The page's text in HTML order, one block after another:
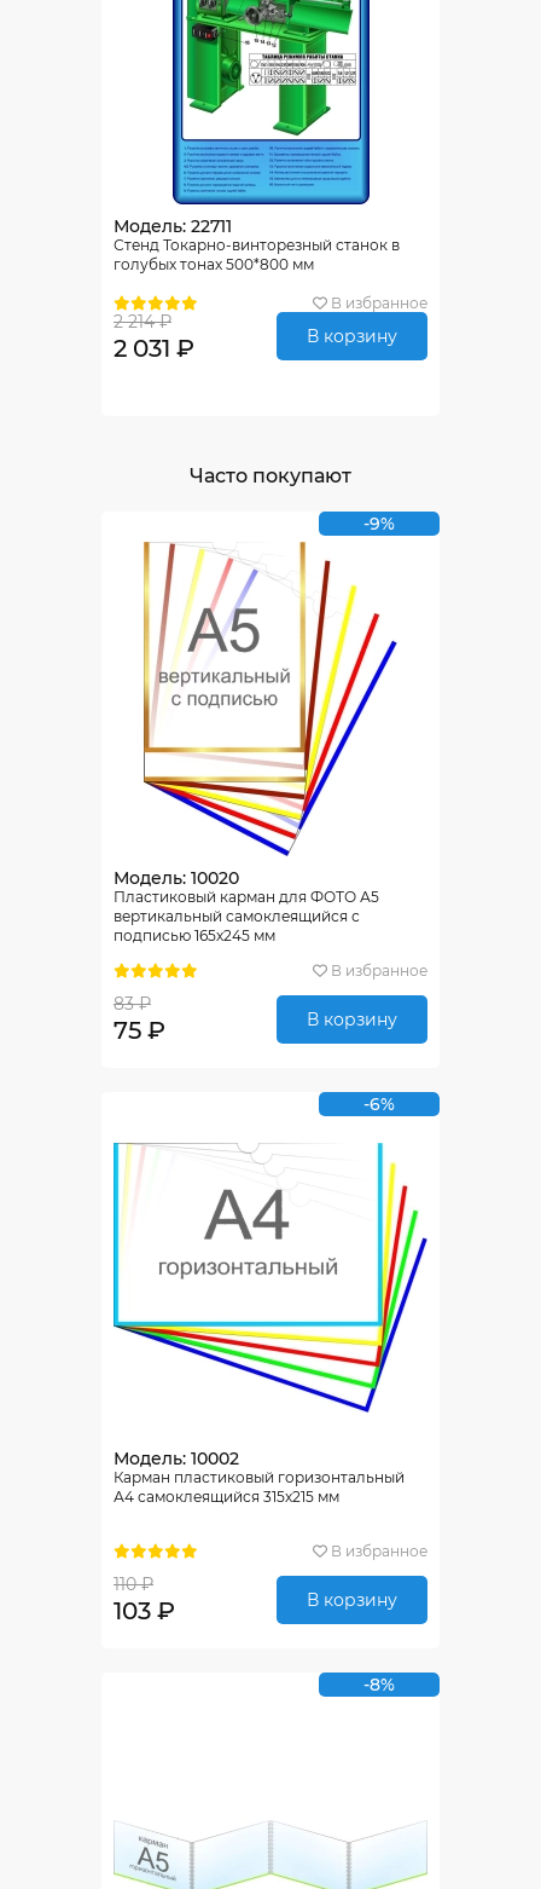
Модель: 22711
Стенд Токарно-винторезный станок в
голубых тонах 500*800 мм
В избранное
2 214 ₽
2 031 ₽ В корзину
Часто покупают
-9%
Модель: 10020
Пластиковый карман для ФОТО А5
вертикальный самоклеящийся с
подписью 165х245 мм
В избранное
83 ₽
75 ₽ В корзину
-6%
Модель: 10002
Карман пластиковый горизонтальный
А4 самоклеящийся 315х215 мм
В избранное
110 ₽
103 ₽ В корзину
-8%